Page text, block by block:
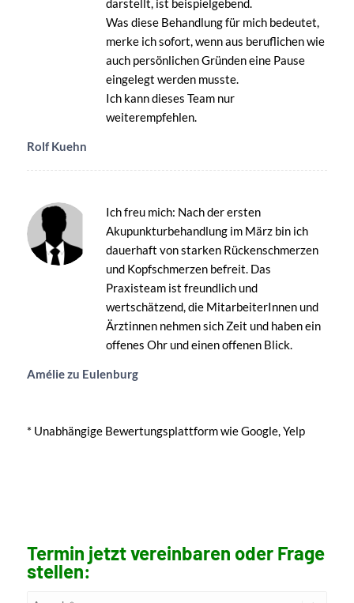
darstellt, ist beispielgebend.
Was diese Behandlung für mich bedeutet,
merke ich sofort, wenn aus beruflichen wie
auch persönlichen Gründen eine Pause
eingelegt werden musste.
Ich kann dieses Team nur
weiterempfehlen.
Rolf Kuehn
Ich freu mich: Nach der ersten
Akupunkturbehandlung im März bin ich
dauerhaft von starken Rückenschmerzen
und Kopfschmerzen befreit. Das
Praxisteam ist freundlich und
wertschätzend, die MitarbeiterInnen und
Ärztinnen nehmen sich Zeit und haben ein
offenes Ohr und einen offenen Blick.
Amélie zu Eulenburg
* Unabhängige Bewertungsplattform wie Google, Yelp
Termin jetzt vereinbaren oder Frage
stellen: